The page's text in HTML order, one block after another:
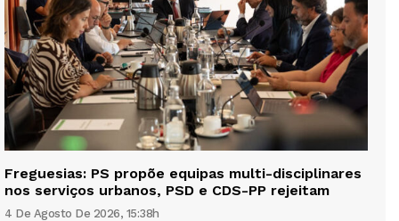
Freguesias: PS propõe equipas multi-disciplinares
nos serviços urbanos, PSD e CDS-PP rejeitam
4 De Agosto De 2026, 15:38h